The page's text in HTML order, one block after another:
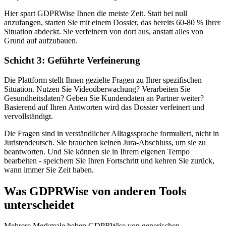
Hier spart GDPRWise Ihnen die meiste Zeit. Statt bei null
anzufangen, starten Sie mit einem Dossier, das bereits 60-80 % Ihrer
Situation abdeckt. Sie verfeinern von dort aus, anstatt alles von
Grund auf aufzubauen.
Schicht 3: Geführte Verfeinerung
Die Plattform stellt Ihnen gezielte Fragen zu Ihrer spezifischen
Situation. Nutzen Sie Videoüberwachung? Verarbeiten Sie
Gesundheitsdaten? Geben Sie Kundendaten an Partner weiter?
Basierend auf Ihren Antworten wird das Dossier verfeinert und
vervollständigt.
Die Fragen sind in verständlicher Alltagssprache formuliert, nicht in
Juristendeutsch. Sie brauchen keinen Jura-Abschluss, um sie zu
beantworten. Und Sie können sie in Ihrem eigenen Tempo
bearbeiten - speichern Sie Ihren Fortschritt und kehren Sie zurück,
wann immer Sie Zeit haben.
Was GDPRWise von anderen Tools
unterscheidet